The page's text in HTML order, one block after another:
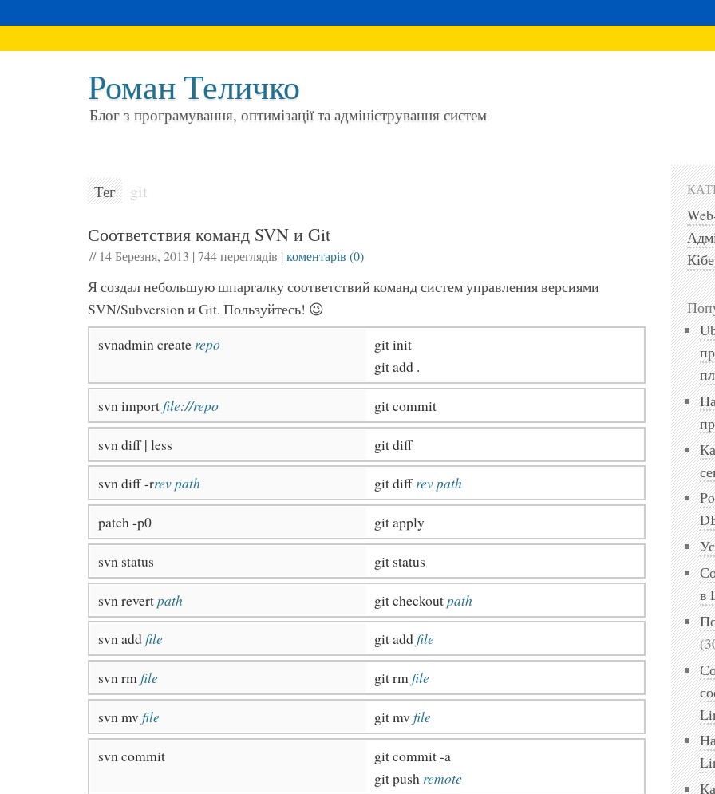
Роман Теличко
Блог з програмування, оптимізації та адміністрування систем
Тег git
Соответствия команд SVN и Git
// 14 Березня, 2013 | 744 переглядів | коментарів (0)
Я создал небольшую шпаргалку соответствий команд систем управления версиями
SVN/Subversion и Git. Пользуйтесь! 😉
svnadmin create repo
git init
git add .
svn import file://repo git commit
svn diff | less git diff
svn diff -rrevpath git diffrevpath
patch -p0 git apply
svn status git status
svn revertpath git checkoutpath
svn add file git add file
svn rm file git rm file
svn mv file git mv file
svn commit
git commit -a
git push remote
в